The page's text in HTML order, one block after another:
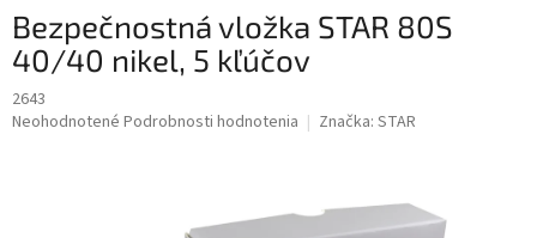
Bezpečnostná vložka STAR 80S
40/40 nikel, 5 kľúčov
2643
Priemerné
Neohodnotené Podrobnosti hodnotenia Značka: STAR